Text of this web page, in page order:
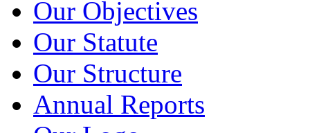
Our Objectives
Our Statute
Our Structure
Annual Reports